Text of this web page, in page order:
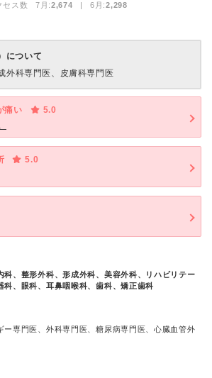
セス数 7月:2,674 | 6月:2,298
について
外科専門医、皮膚科専門医
痛い
5.0
5.0
科、整形外科、形成外科、美容外科、リハビリテー
科、眼科、耳鼻咽喉科、歯科、矯正歯科
ー専門医、外科専門医、糖尿病専門医、心臓血管外